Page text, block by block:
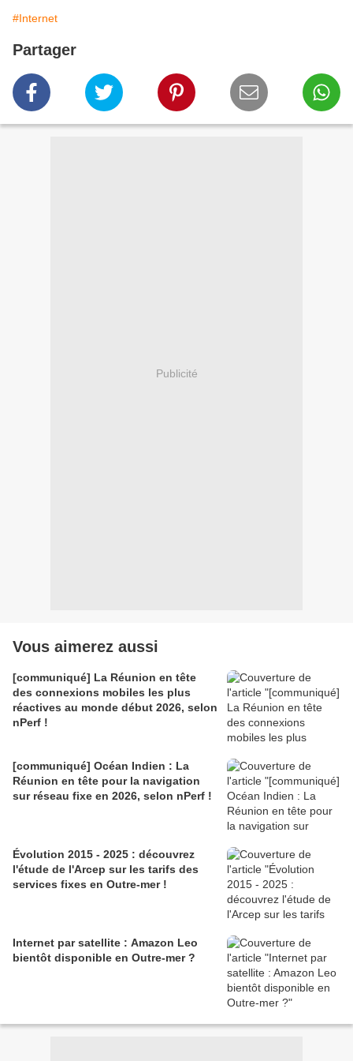
#Internet
Partager
Publicité
Vous aimerez aussi
[communiqué] La Réunion en tête
des connexions mobiles les plus
réactives au monde début 2026, selon
nPerf !
[communiqué] Océan Indien : La
Réunion en tête pour la navigation
sur réseau fixe en 2026, selon nPerf !
Évolution 2015 - 2025 : découvrez
l'étude de l'Arcep sur les tarifs des
services fixes en Outre-mer !
Internet par satellite : Amazon Leo
bientôt disponible en Outre-mer ?